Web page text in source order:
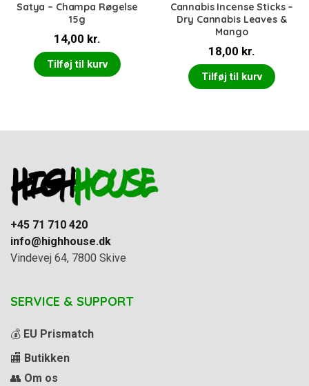
Satya – Champa Røgelse
15g
14,00 kr.
Tilføj til kurv
Cannabis Incense Sticks –
Dry Cannabis Leaves &
Mango
18,00 kr.
Tilføj til kurv
+45 71 710 420
info@highhouse.dk
Vindevej 64, 7800 Skive
SERVICE & SUPPORT
💰 EU Prismatch
🏬 Butikken
👥 Om os